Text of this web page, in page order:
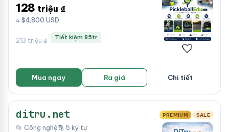
128 triệu ₫
≈ $4,800 USD
213 triệu ₫ Tiết kiệm 85tr
🤍
Mua ngay Ra giá Chi tiết
ditru.net PREMIUM SALE
📂 Công nghệ🔡 5 ký tự